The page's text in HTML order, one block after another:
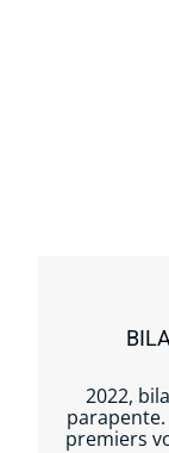
2022,
premiers